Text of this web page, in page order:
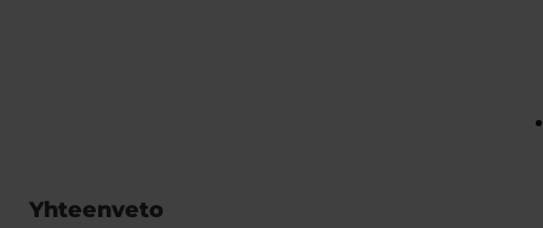
Yhteenveto